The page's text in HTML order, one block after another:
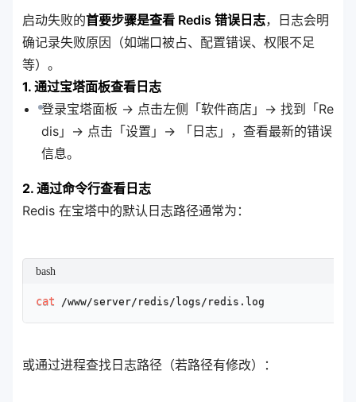
启动失败的首要步骤是查看 Redis 错误日志，日志会明
确记录失败原因（如端口被占、配置错误、权限不足
等）。
1. 通过宝塔面板查看日志
登录宝塔面板 → 点击左侧「软件商店」→ 找到「Re
dis」→ 点击「设置」→ 「日志」，查看最新的错误
信息。
2. 通过命令行查看日志
Redis 在宝塔中的默认日志路径通常为：
bash
cat /www/server/redis/logs/redis.log
或通过进程查找日志路径（若路径有修改）：